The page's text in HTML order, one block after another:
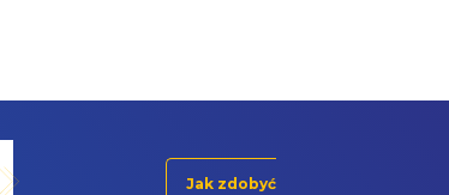
Jak zdobyć